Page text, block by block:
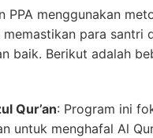
PPA menggunakan
para santri
baik. Berikut adalah
Qur’an: Program ini
untuk menghafal Al